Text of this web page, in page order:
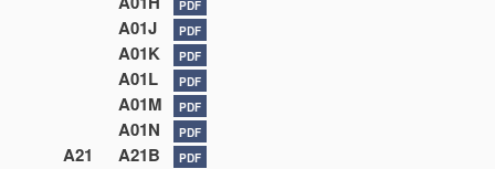
PDF
A01J PDF
A01K PDF
A01L PDF
A01M PDF
A01N PDF
A21 A21B PDF